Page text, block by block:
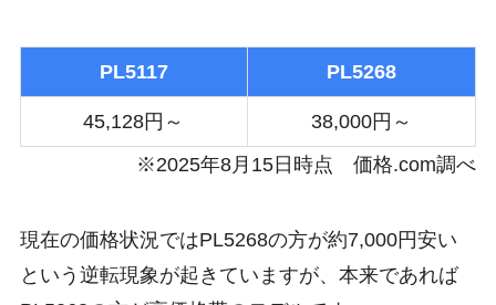
PL5117 PL5268
45,128円～
38,000円～
※2025年8月15日時点 価格.com調べ
現在の価格状況ではPL5268の方が約7,000円安い
という逆転現象が起きていますが、本来であれば